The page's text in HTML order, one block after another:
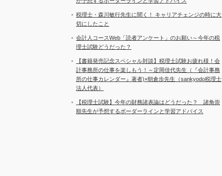
税理士・森川敏行先生に聞く！ キャリアチェンジの時に大
切にしたこと
会計人コースWeb「読者アンケート」のお願い～今年の税
理士試験どうだった？
【書籍発売記念スペシャル対談】税理士試験お疲れ様！会
計事務所の仕事を楽しもう！～定岡佳代先生（『会計事務
所の仕事カレンダー』著者)×朝倉歩先生（sankyodo税理士
法人代表）
【税理士試験】今年の財務諸表論はどうだった？ 諸角崇
順先生が予想するボーダーラインと学習アドバイス